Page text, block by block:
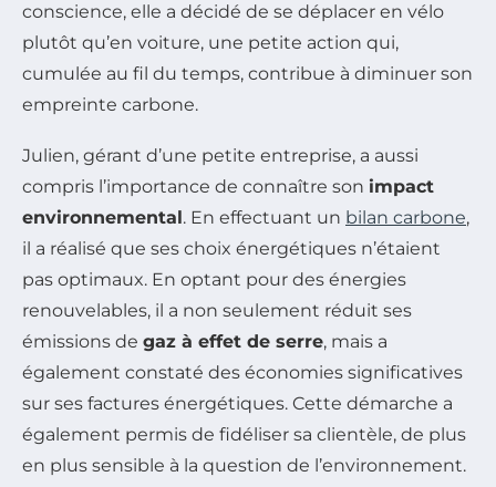
conscience, elle a décidé de se déplacer en vélo
plutôt qu’en voiture, une petite action qui,
cumulée au fil du temps, contribue à diminuer son
empreinte carbone.
Julien, gérant d’une petite entreprise, a aussi
compris l’importance de connaître son impact
environnemental. En effectuant un bilan carbone,
il a réalisé que ses choix énergétiques n’étaient
pas optimaux. En optant pour des énergies
renouvelables, il a non seulement réduit ses
émissions de gaz à effet de serre, mais a
également constaté des économies significatives
sur ses factures énergétiques. Cette démarche a
également permis de fidéliser sa clientèle, de plus
en plus sensible à la question de l’environnement.